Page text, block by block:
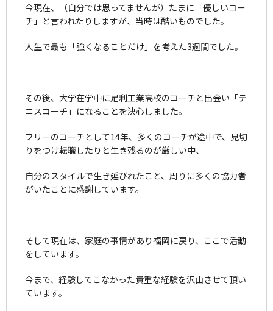
今現在、（自分では思ってませんが）たまに「優しいコー
チ」と言われたりしますが、当時は酷いものでした。
人生で最も「強くなることだけ」を考えた3週間でした。
その後、大学在学中に足利工業高校のコーチと出会い「テ
ニスコーチ」になることを決心しました。
フリーのコーチとして14年、多くのコーチが途中で、見切
りをつけ転職したりと生き残るのが厳しい中、
自分のスタイルで生き延びれたこと、周りに多くの協力者
がいたことに感謝しています。
そして現在は、家庭の事情があり福岡に戻り、ここで活動
をしています。
今まで、経験してこなかった貴重な経験を沢山させて頂い
ています。